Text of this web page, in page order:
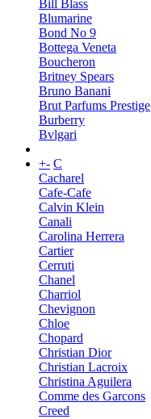
Bill Blass
Blumarine
Bond No 9
Bottega Veneta
Boucheron
Britney Spears
Bruno Banani
Brut Parfums Prestige
Burberry
Bvlgari
+- C
Cacharel
Cafe-Cafe
Calvin Klein
Canali
Carolina Herrera
Cartier
Cerruti
Chanel
Charriol
Chevignon
Chloe
Chopard
Christian Dior
Christian Lacroix
Christina Aguilera
Comme des Garcons
Creed